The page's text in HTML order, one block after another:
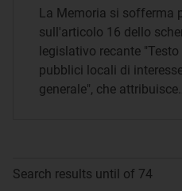
La Memoria si sofferma
sull'articolo 16 dello
legislativo recante
pubblici locali di
generale", che
Search results until of 74